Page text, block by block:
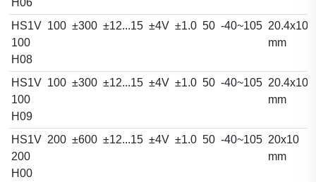
H06
HS1V
100
H08
100 ±300 ±12...15 ±4V ±1.0 50 -40~105
mm
HS1V
100
H09
100 ±300 ±12...15 ±4V ±1.0 50 -40~105
mm
HS1V
200
H00
200 ±600 ±12...15 ±4V ±1.0 50 -40~105 20x10
mm